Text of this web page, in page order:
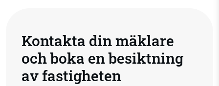
Kontakta din mäklare
och boka en besiktning
av fastigheten